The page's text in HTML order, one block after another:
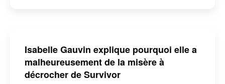
Isabelle Gauvin explique pourquoi elle a
malheureusement de la misère à
décrocher de Survivor